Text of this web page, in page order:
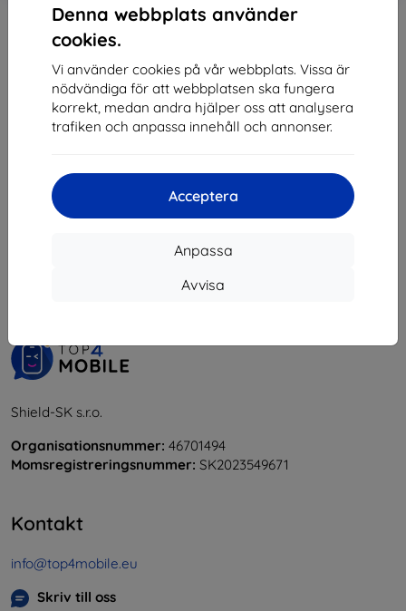
Denna webbplats använder
cookies.
Vi använder cookies på vår webbplats. Vissa är
nödvändiga för att webbplatsen ska fungera
korrekt, medan andra hjälper oss att analysera
trafiken och anpassa innehåll och annonser.
Acceptera
Anpassa
Avvisa
3MK FlexibleGlass Realme Pad
Mini 8.7" Hybrid Glass
241 kr
121 kr
I lager 2 st
3MK PaperFeeling Realme Pad
158 kr
Sista varan i lager
Shield-SK s.r.o.
Organisationsnummer: 46701494
Momsregistreringsnummer: SK2023549671
Kontakt
info@top4mobile.eu
Skriv till oss